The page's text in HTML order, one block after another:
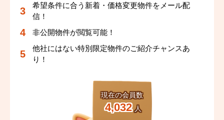
現在の会員数
4,032 人
希望条件に合う新着・価格変更物件をメール配
信！
非公開物件が閲覧可能！
他社にはない特別限定物件のご紹介チャンスあ
り！